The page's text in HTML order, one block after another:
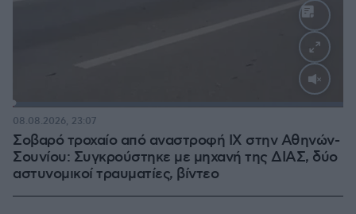
Σοβαρό τροχαίο από αναστροφή ΙΧ στην Αθηνών-
Σουνίου: Συγκρούστηκε με μηχανή της ΔΙΑΣ, δύο
αστυνομικοί τραυματίες, βίντεο
08.08.2026, 23:07